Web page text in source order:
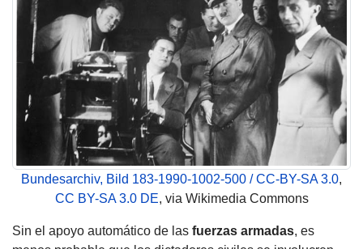
Bundesarchiv, Bild 183-1990-1002-500 / CC-BY-SA 3.0,
CC BY-SA 3.0 DE, via Wikimedia Commons
Sin el apoyo automático de las fuerzas armadas, es